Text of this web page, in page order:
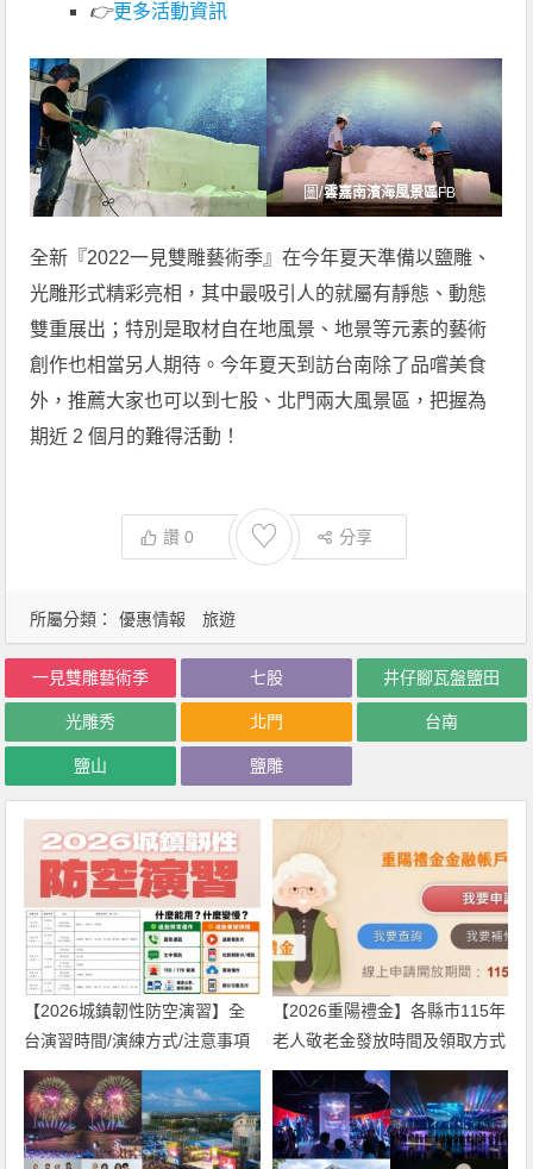
👉更多活動資訊
圖/雲嘉南濱海風景區FB
全新『2022一見雙雕藝術季』在今年夏天準備以鹽雕、
光雕形式精彩亮相，其中最吸引人的就屬有靜態、動態
雙重展出；特別是取材自在地風景、地景等元素的藝術
創作也相當另人期待。今年夏天到訪台南除了品嚐美食
外，推薦大家也可以到七股、北門兩大風景區，把握為
期近 2 個月的難得活動！
讚0 ♡ 分享
所屬分類： 優惠情報 旅遊
一見雙雕藝術季 七股 井仔腳瓦盤鹽田
光雕秀 北門 台南
鹽山 鹽雕
【2026城鎮韌性防空演習】全
台演習時間/演練方式/注意事項
一次看！
【2026重陽禮金】各縣市115年
老人敬老金發放時間及領取方式
一次看！